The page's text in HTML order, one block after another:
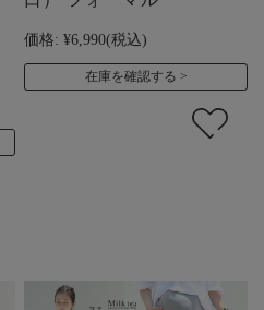
価格: ¥6,990(税込)
在庫を確認する